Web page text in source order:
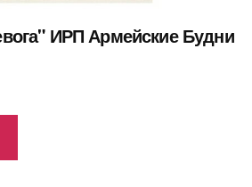
ИРП Армейские Будни